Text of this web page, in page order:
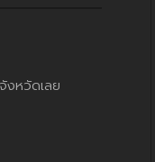
งหวัดเลย